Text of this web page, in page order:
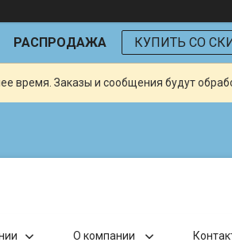
РАСПРОДАЖА КУПИТЬ СО
время. Заказы и сообщения будут
О компании